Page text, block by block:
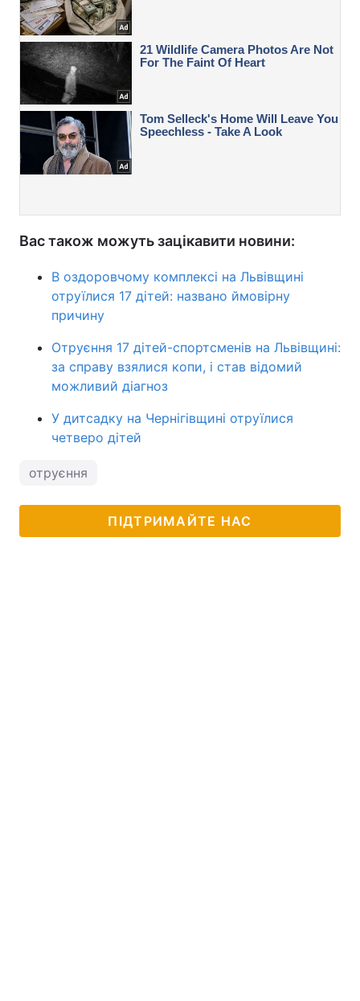
Вас також можуть зацікавити новини:
В оздоровчому комплексі на Львівщині
отруїлися 17 дітей: названо ймовірну
причину
Отруєння 17 дітей-спортсменів на Львівщині:
за справу взялися копи, і став відомий
можливий діагноз
У дитсадку на Чернігівщині отруїлися
четверо дітей
отруєння
ПІДТРИМАЙТЕ НАС